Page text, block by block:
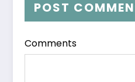
POST
Comments